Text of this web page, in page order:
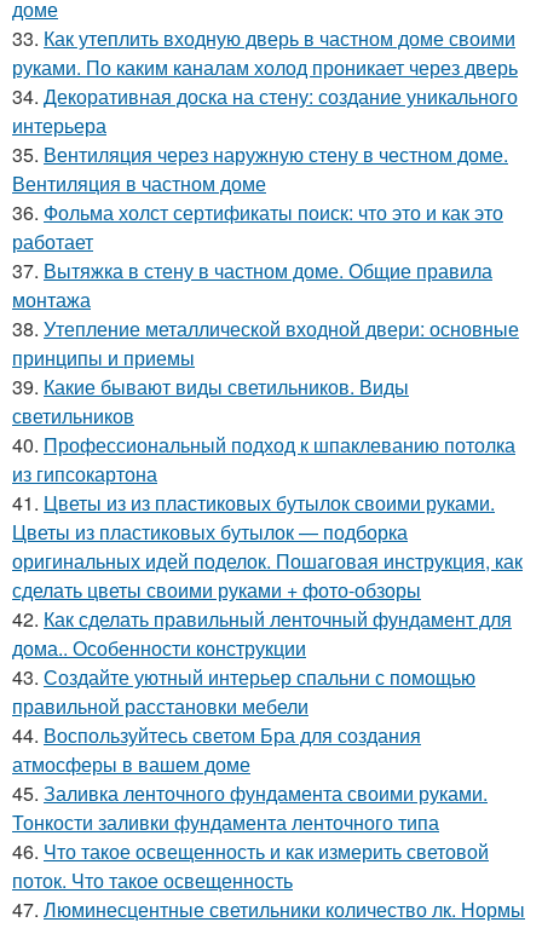
доме
33. Как утеплить входную дверь в частном доме своими
руками. По каким каналам холод проникает через дверь
34. Декоративная доска на стену: создание уникального
интерьера
35. Вентиляция через наружную стену в честном доме.
Вентиляция в частном доме
36. Фольма холст сертификаты поиск: что это и как это
работает
37. Вытяжка в стену в частном доме. Общие правила
монтажа
38. Утепление металлической входной двери: основные
принципы и приемы
39. Какие бывают виды светильников. Виды
светильников
40. Профессиональный подход к шпаклеванию потолка
из гипсокартона
41. Цветы из из пластиковых бутылок своими руками.
Цветы из пластиковых бутылок — подборка
оригинальных идей поделок. Пошаговая инструкция, как
сделать цветы своими руками + фото-обзоры
42. Как сделать правильный ленточный фундамент для
дома.. Особенности конструкции
43. Создайте уютный интерьер спальни с помощью
правильной расстановки мебели
44. Воспользуйтесь светом Бра для создания
атмосферы в вашем доме
45. Заливка ленточного фундамента своими руками.
Тонкости заливки фундамента ленточного типа
46. Что такое освещенность и как измерить световой
поток. Что такое освещенность
47. Люминесцентные светильники количество лк. Нормы